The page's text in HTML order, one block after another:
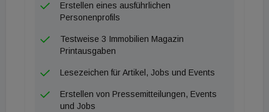
Erstellen eines ausführlichen
Personenprofils
Testweise 3 Immobilien Magazin
Printausgaben
Lesezeichen für Artikel, Jobs und Events
Erstellen von Pressemitteilungen, Events
und Jobs